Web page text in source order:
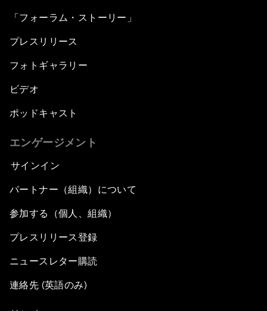
「フォーラム・ストーリー」
プレスリリース
フォトギャラリー
ビデオ
ポッドキャスト
エンゲージメント
サインイン
パートナー（組織）について
参加する（個人、組織）
プレスリリース登録
ニュースレター購読
連絡先 (英語のみ)